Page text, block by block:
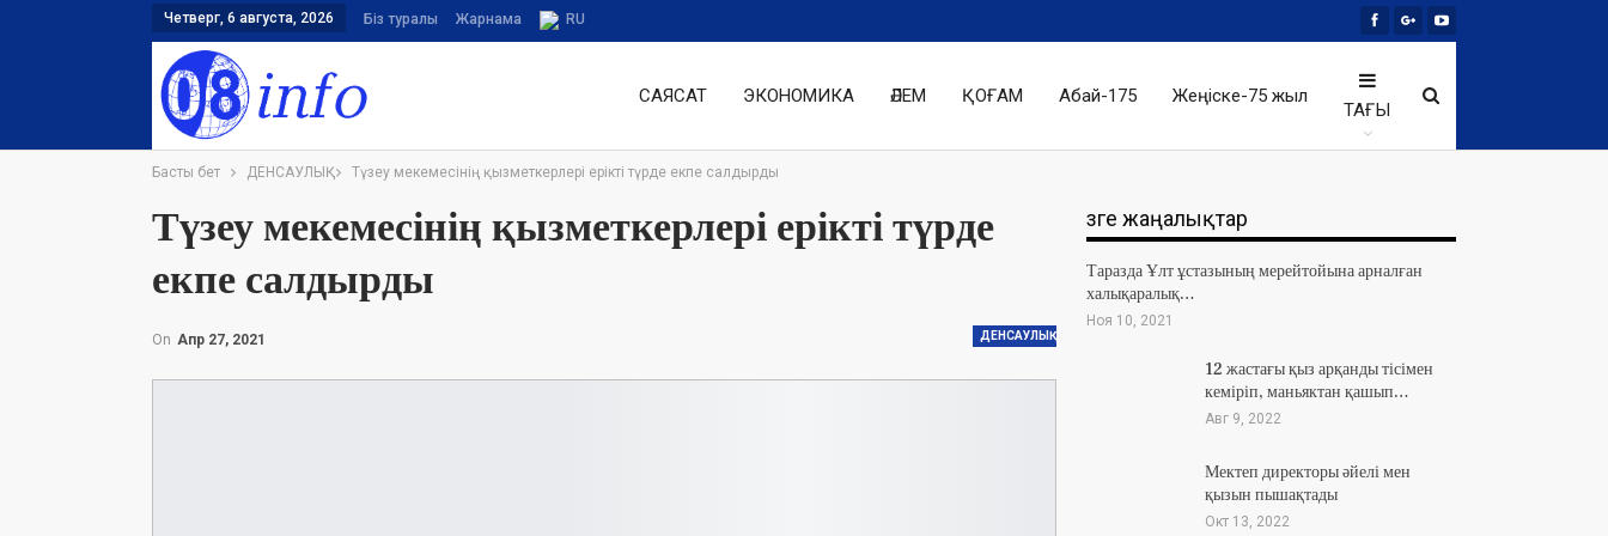
Четверг, 6 августа, 2026 Біз туралы Жарнама RU
САЯСАТ ЭКОНОМИКА ӘЛЕМ ҚОҒАМ Абай-175 Жеңіске-75 жыл
ТАҒЫ
Басты бет ДЕНСАУЛЫҚ Түзеу мекемесінің қызметкерлері ерікті түрде екпе салдырды
Түзеу мекемесінің қызметкерлері ерікті түрде
екпе салдырды
ДЕНСАУЛЫҚ
On Апр 27, 2021
Өзге жаңалықтар
Таразда Ұлт ұстазының мерейтойына арналған
халықаралық…
Ноя 10, 2021
12 жастағы қыз арқанды тісімен
кеміріп, маньяктан қашып…
Авг 9, 2022
Мектеп директоры әйелі мен
қызын пышақтады
Окт 13, 2022